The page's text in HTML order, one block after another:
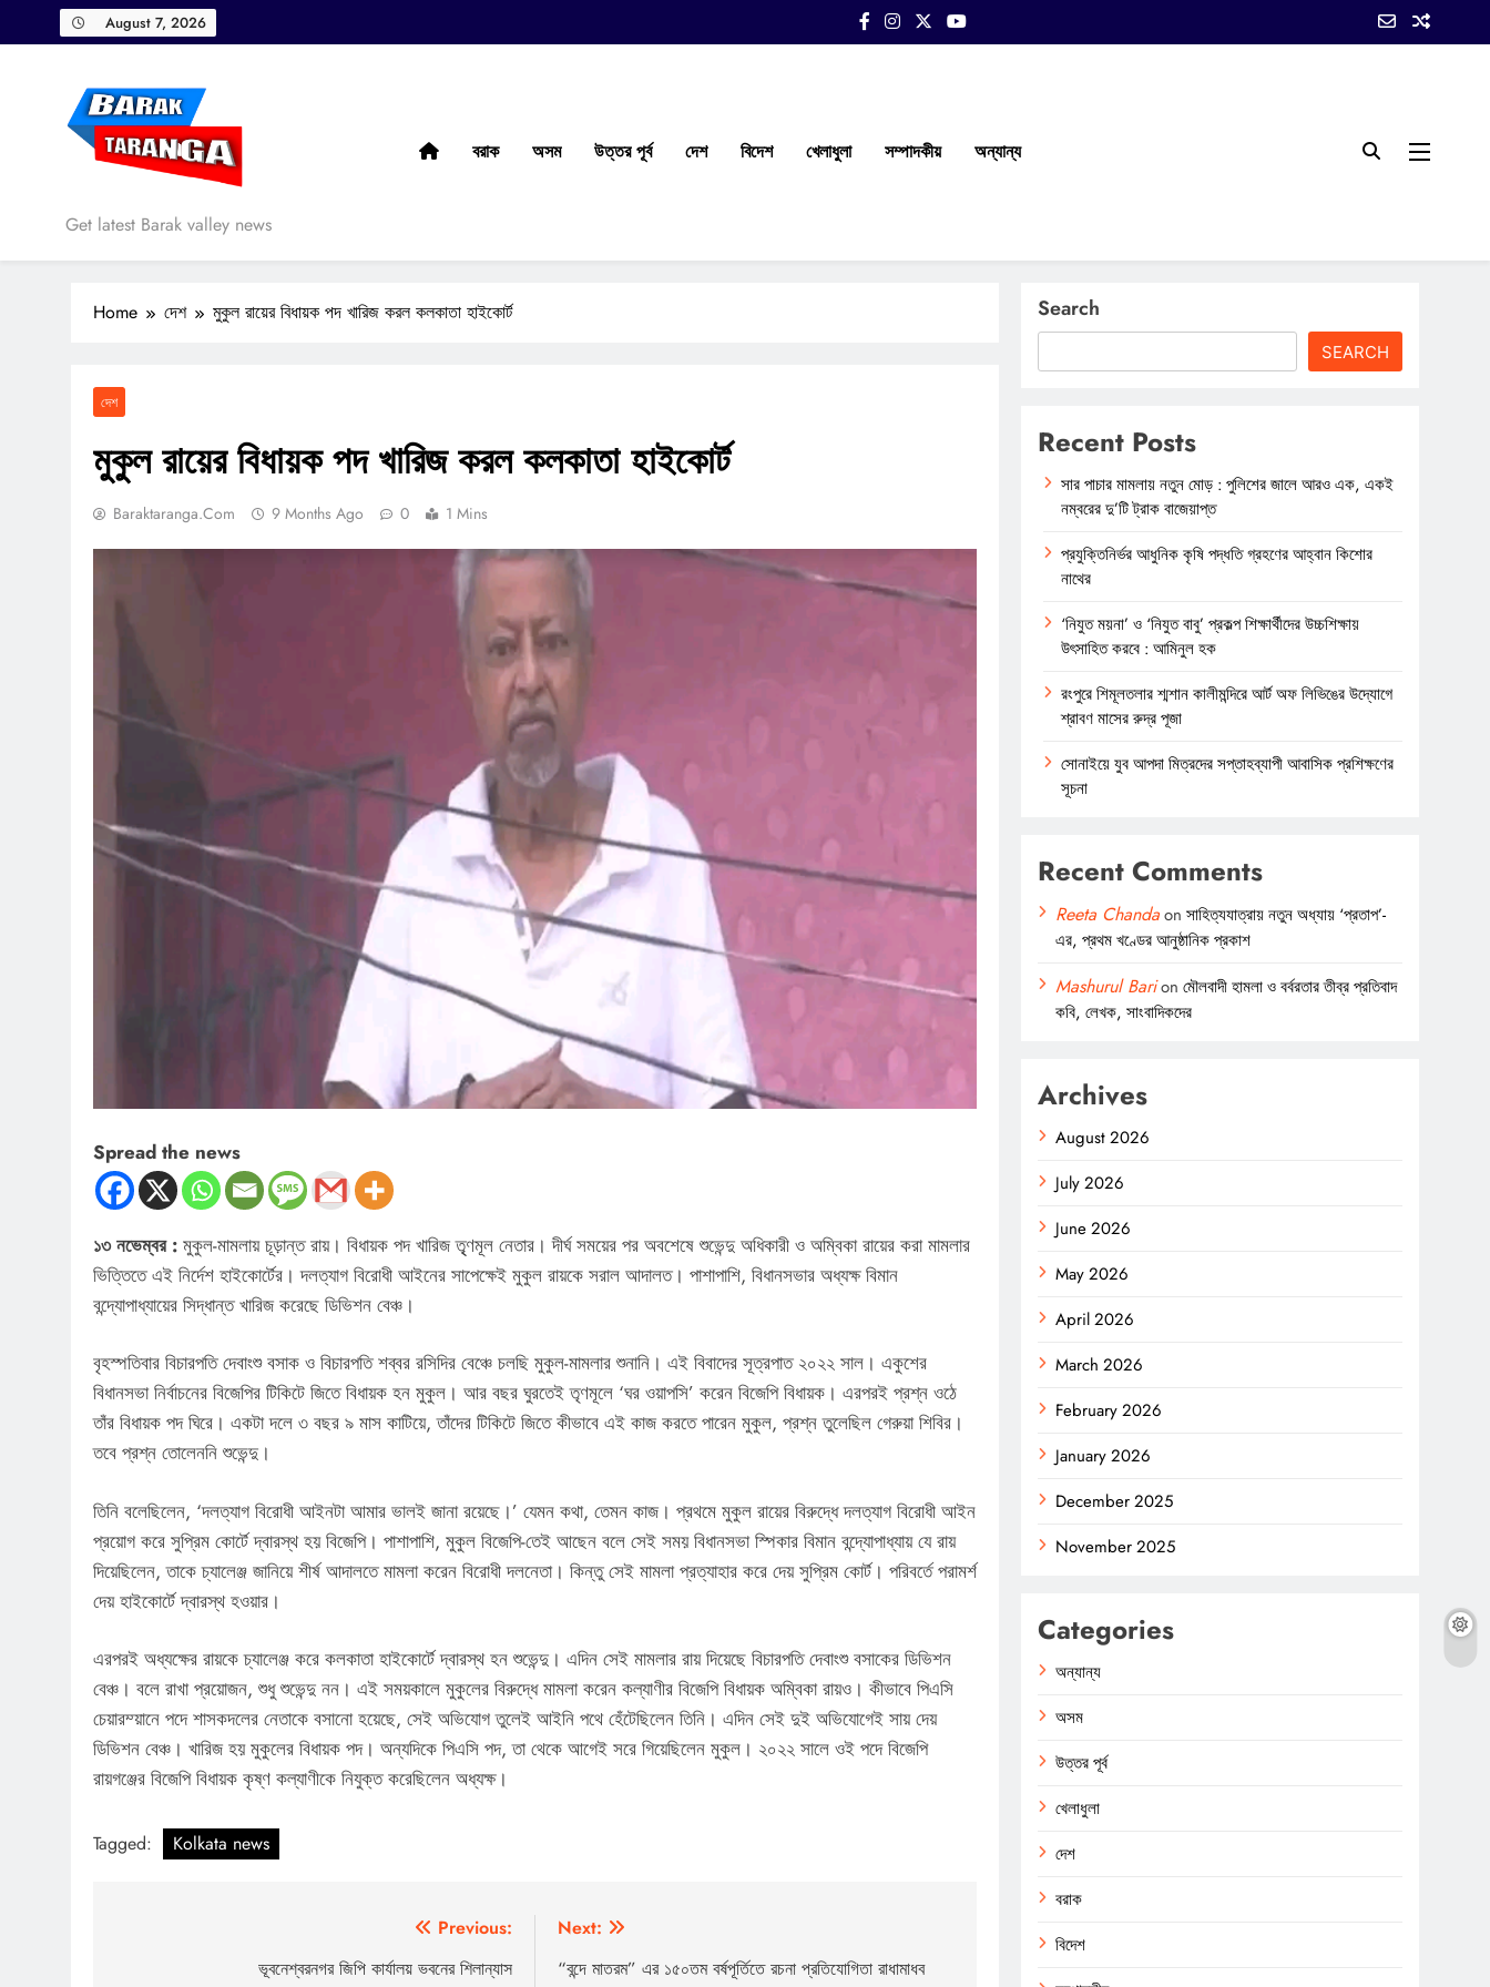
to
August 7, 2026
Barak Taranga
Get latest Barak valley news
বরাক অসম উত্তর পূর্ব দেশ বিদেশ খেলাধুলা সম্পাদকীয় অন্যান্য
Home দেশ মুকুল রায়ের বিধায়ক পদ খারিজ করল কলকাতা হাইকোর্ট
দেশ
মুকুল রায়ের বিধায়ক পদ খারিজ করল কলকাতা হাইকোর্ট
Baraktaranga.com 9 Months Ago 0 1 Mins
Spread the news
১৩ নভেম্বর : মুকুল-মামলায় চূড়ান্ত রায়। বিধায়ক পদ খারিজ তৃৃণমূল নেতার। দীর্ঘ সময়ের পর অবশেষে শুভেন্দু অধিকারী ও অম্বিকা রায়ের করা মামলার
ভিত্তিতে এই নির্দেশ হাইকোর্টের। দলত্যাগ বিরোধী আইনের সাপেক্ষেই মুকুল রায়কে সরাল আদালত। পাশাপাশি, বিধানসভার অধ্যক্ষ বিমান
বন্দ্যোপাধ্যায়ের সিদ্ধান্ত খারিজ করেছে ডিভিশন বেঞ্চ।
বৃহস্পতিবার বিচারপতি দেবাংশু বসাক ও বিচারপতি শব্বর রসিদির বেঞ্চে চলছি মুকুল-মামলার শুনানি। এই বিবাদের সূত্রপাত ২০২২ সাল। একুশের
বিধানসভা নির্বাচনের বিজেপির টিকিটে জিতে বিধায়ক হন মুকুল। আর বছর ঘুরতেই তৃণমূলে ‘ঘর ওয়াপসি’ করেন বিজেপি বিধায়ক। এরপরই প্রশ্ন ওঠে
তাঁর বিধায়ক পদ ঘিরে। একটা দলে ৩ বছর ৯ মাস কাটিয়ে, তাঁদের টিকিটে জিতে কীভাবে এই কাজ করতে পারেন মুকুল, প্রশ্ন তুলেছিল গেরুয়া শিবির।
তবে প্রশ্ন তোলেননি শুভেন্দু।
তিনি বলেছিলেন, ‘দলত্যাগ বিরোধী আইনটা আমার ভালই জানা রয়েছে।’ যেমন কথা, তেমন কাজ। প্রথমে মুকুল রায়ের বিরুদ্ধে দলত্যাগ বিরোধী আইন
প্রয়োগ করে সুপ্রিম কোর্টে দ্বারস্থ হয় বিজেপি। পাশাপাশি, মুকুল বিজেপি-তেই আছেন বলে সেই সময় বিধানসভা স্পিকার বিমান বন্দ্যোপাধ্যায় যে রায়
দিয়েছিলেন, তাকে চ্যালেঞ্জ জানিয়ে শীর্ষ আদালতে মামলা করেন বিরোধী দলনেতা। কিন্তু সেই মামলা প্রত্যাহার করে দেয় সুপ্রিম কোর্ট। পরিবর্তে পরামর্শ
দেয় হাইকোর্টে দ্বারস্থ হওয়ার।
এরপরই অধ্যক্ষের রায়কে চ্যালেঞ্জ করে কলকাতা হাইকোর্টে দ্বারস্থ হন শুভেন্দু। এদিন সেই মামলার রায় দিয়েছে বিচারপতি দেবাংশু বসাকের ডিভিশন
বেঞ্চ। বলে রাখা প্রয়োজন, শুধু শুভেন্দু নন। এই সময়কালে মুকুলের বিরুদ্ধে মামলা করেন কল্যাণীর বিজেপি বিধায়ক অম্বিকা রায়ও। কীভাবে পিএসি
চেয়ারম্য়ানে পদে শাসকদলের নেতাকে বসানো হয়েছে, সেই অভিযোগ তুলেই আইনি পথে হেঁটেছিলেন তিনি। এদিন সেই দুই অভিযোগেই সায় দেয়
ডিভিশন বেঞ্চ। খারিজ হয় মুকুলের বিধায়ক পদ। অন্যদিকে পিএসি পদ, তা থেকে আগেই সরে গিয়েছিলেন মুকুল। ২০২২ সালে ওই পদে বিজেপি
রায়গঞ্জের বিজেপি বিধায়ক কৃষ্ণ কল্যাণীকে নিযুক্ত করেছিলেন অধ্যক্ষ।
Tagged: Kolkata news
Previous:
ভূবনেশ্বরনগর জিপি কার্যালয় ভবনের শিলান্যাস
Next:
“বন্দে মাতরম” এর ১৫০তম বর্ষপূর্তিতে রচনা প্রতিযোগিতা রাধামাধব
Search
SEARCH
Recent Posts
সার পাচার মামলায় নতুন মোড় : পুলিশের জালে আরও এক, একই
নম্বরের দু’টি ট্রাক বাজেয়াপ্ত
প্রযুক্তিনির্ভর আধুনিক কৃষি পদ্ধতি গ্রহণের আহ্বান কিশোর
নাথের
‘নিযুত ময়না’ ও ‘নিযুত বাবু’ প্রকল্প শিক্ষার্থীদের উচ্চশিক্ষায়
উৎসাহিত করবে : আমিনুল হক
রংপুরে শিমূলতলার শ্মশান কালীমন্দিরে আর্ট অফ লিভিঙের উদ্যোগে
শ্রাবণ মাসের রুদ্র পূজা
সোনাইয়ে যুব আপদা মিত্রদের সপ্তাহব্যাপী আবাসিক প্রশিক্ষণের
সূচনা
Recent Comments
Reeta Chandaonসাহিত্যযাত্রায় নতুন অধ্যায় ‘প্রতাপ’-
এর, প্রথম খণ্ডের আনুষ্ঠানিক প্রকাশ
Mashurul Barionমৌলবাদী হামলা ও বর্বরতার তীব্র প্রতিবাদ
কবি, লেখক, সাংবাদিকদের
Archives
August 2026
July 2026
June 2026
May 2026
April 2026
March 2026
February 2026
January 2026
December 2025
November 2025
Categories
অন্যান্য
অসম
উত্তর পূর্ব
খেলাধুলা
দেশ
বরাক
বিদেশ